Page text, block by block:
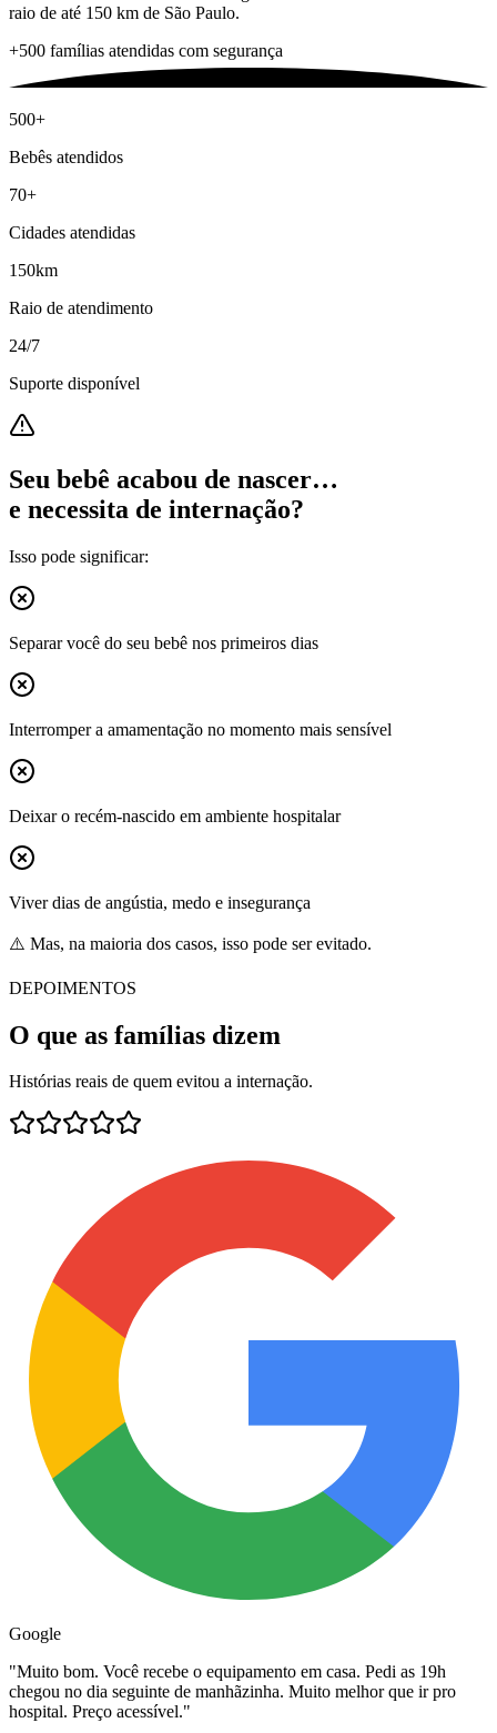
raio de até 150 km de São Paulo.
+500 famílias atendidas com segurança
500+
Bebês atendidos
70+
Cidades atendidas
150km
Raio de atendimento
24/7
Suporte disponível
Seu bebê acabou de nascer…
e necessita de internação?
Isso pode significar:
Separar você do seu bebê nos primeiros dias
Interromper a amamentação no momento mais sensível
Deixar o recém-nascido em ambiente hospitalar
Viver dias de angústia, medo e insegurança
⚠️ Mas, na maioria dos casos, isso pode ser evitado.
DEPOIMENTOS
O que as famílias dizem
Histórias reais de quem evitou a internação.
Google
"Muito bom. Você recebe o equipamento em casa. Pedi as 19h
chegou no dia seguinte de manhãzinha. Muito melhor que ir pro
hospital. Preço acessível."